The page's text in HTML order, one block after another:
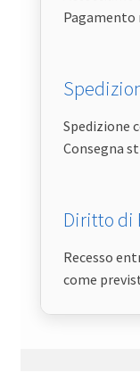
Spedizione
Consegna
Diritto di
Recesso
come